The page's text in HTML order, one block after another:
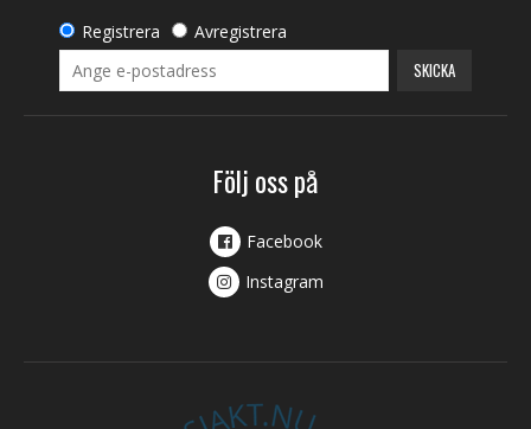
Registrera Avregistrera
SKICKA
Följ oss på
Facebook
Instagram